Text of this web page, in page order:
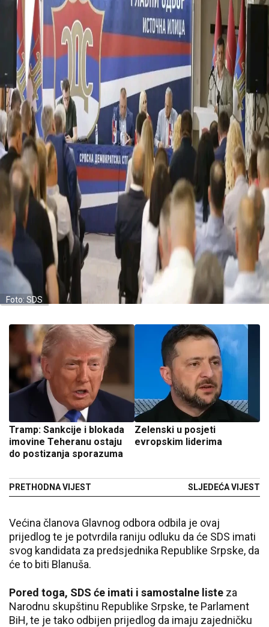
Foto: SDS
Tramp: Sankcije i blokada
imovine Teheranu ostaju
do postizanja sporazuma
PRETHODNA VIJEST
Zelenski u posjeti
evropskim liderima
SLJEDEĆA VIJEST
Većina članova Glavnog odbora odbila je ovaj
prijedlog te je potvrdila raniju odluku da će SDS imati
svog kandidata za predsjednika Republike Srpske, da
će to biti Blanuša.
Pored toga, SDS će imati i samostalne liste za
Narodnu skupštinu Republike Srpske, te Parlament
BiH, te je tako odbijen prijedlog da imaju zajedničku